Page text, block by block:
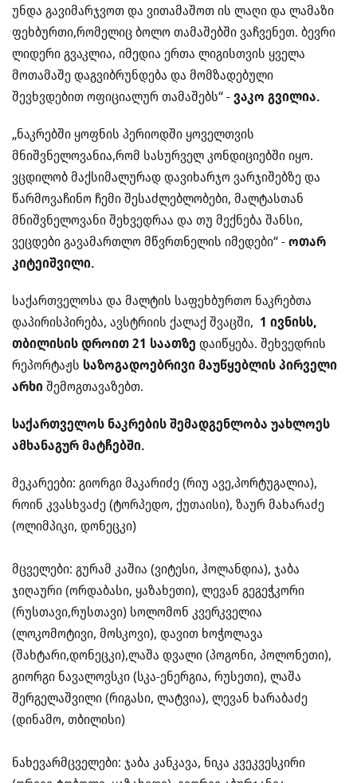
უნდა გავიმარჯვოთ და ვითამაშოთ ის ლაღი და ლამაზი
ფეხბურთი,რომელიც ბოლო თამაშებში ვაჩვენეთ. ბევრი
ლიდერი გვაკლია, იმედია ერთა ლიგისთვის ყველა
მოთამაშე დაგვიბრუნდება და მომზადებული
შევხვდებით ოფიციალურ თამაშებს“ -ვაკო გვილია.
„ნაკრებში ყოფნის პერიოდში ყოველთვის
მნიშვნელოვანია,რომ სასურველ კონდიციებში იყო.
ვცდილობ მაქსიმალურად დავიხარჯო ვარჯიშებზე და
წარმოვაჩინო ჩემი შესაძლებლობები, მალტასთან
მნიშვნელოვანი შეხვედრაა და თუ მექნება შანსი,
ვეცდები გავამართლო მწვრთნელის იმედები“ -ოთარ
კიტეიშვილი.
საქართველოსა და მალტის საფეხბურთო ნაკრებთა
დაპირისპირება, ავსტრიის ქალაქ შვაცში, 1 ივნისს,
თბილისის დროით 21 საათზე დაიწყება. შეხვედრის
რეპორტაჟს საზოგადოებრივი მაუწყებლის პირველი
არხიშემოგთავაზებთ.
საქართველოს ნაკრების შემადგენლობა უახლოეს
ამხანაგურ მატჩებში.
მეკარეები: გიორგი მაკარიძე (რიუ ავე,პორტუგალია),
როინ კვასხვაძე (ტორპედო, ქუთაისი), ზაურ მახარაძე
(ოლიმპიკი, დონეცკი)
მცველები: გურამ კაშია (ვიტესი, ჰოლანდია), ჯაბა
ჯიღაური (ორდაბასი, ყაზახეთი), ლევან გეგეჭკორი
(რუსთავი,რუსთავი) სოლომონ კვერკველია
(ლოკომოტივი, მოსკოვი), დავით ხოჭოლავა
(შახტარი,დონეცკი),ლაშა დვალი (პოგონი, პოლონეთი),
გიორგი ნავალოვსკი (სკა-ენერგია, რუსეთი), ლაშა
შერგელაშვილი (რიგასი, ლატვია), ლევან ხარაბაძე
(დინამო, თბილისი)
ნახევარმცველები: ჯაბა კანკავა, ნიკა კვეკვესკირი